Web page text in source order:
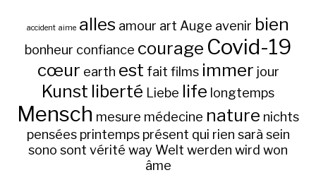
accident aime alles amour art Auge avenir bien
bonheur confiance courage Covid-19
cœur earth est fait films immer jour
Kunst liberté Liebe life longtemps
Mensch mesure médecine nature nichts
pensées printemps présent qui rien sarà sein
sono sont vérité way Welt werden wird won
âme